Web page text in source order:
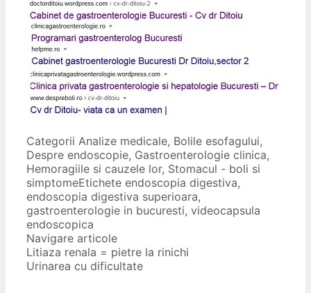
Categorii Analize medicale, Bolile esofagului,
Despre endoscopie, Gastroenterologie clinica,
Hemoragiile si cauzele lor, Stomacul - boli si
simptomeEtichete endoscopia digestiva,
endoscopia digestiva superioara,
gastroenterologie in bucuresti, videocapsula
endoscopica
Navigare articole
Litiaza renala = pietre la rinichi
Urinarea cu dificultate